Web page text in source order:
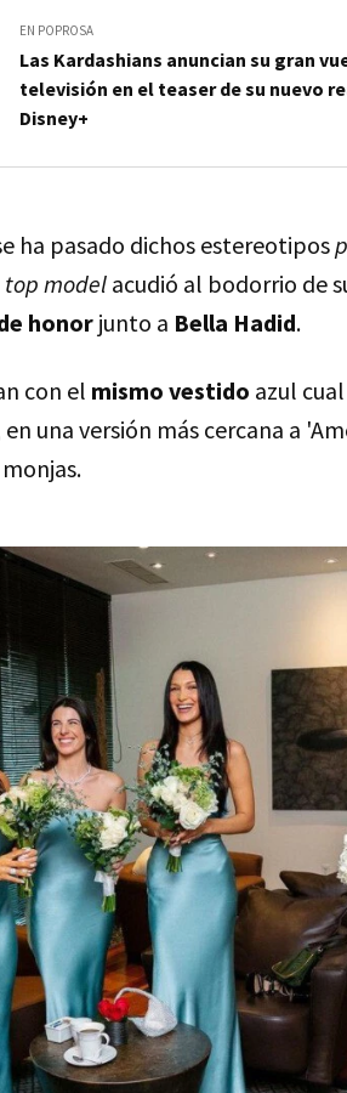
EN POPROSA
Las Kardashians anuncian su gran
televisión en el teaser de su nuevo
Disney+
ha pasado dichos estereotipos
top model acudió al bodorrio de
honor junto a Bella Hadid.
con el mismo vestido azul cual
una versión más cercana a